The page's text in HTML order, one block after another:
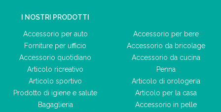
I NOSTRI PRODOTTI
Accessorio per auto
Forniture per ufficio
Accessorio quotidiano
Articolo ricreativo
Articolo sportivo
Prodotto di igiene e salute
Bagaglieria
Accessorio per bere
Accessorio da bricolage
Accessorio da cucina
Penna
Articolo di orologeria
Articolo per la casa
Accessorio in pelle